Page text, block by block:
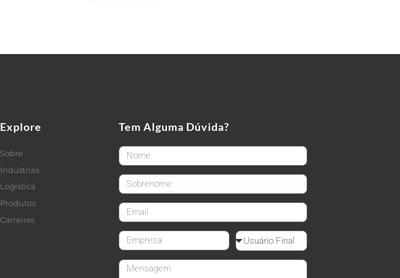
Explore
Sobre
Indústrias
Logística
Produtos
Carreiras
Tem Alguma Dúvida?
FirstName
LastName
email
CompanyName Reseller
Message